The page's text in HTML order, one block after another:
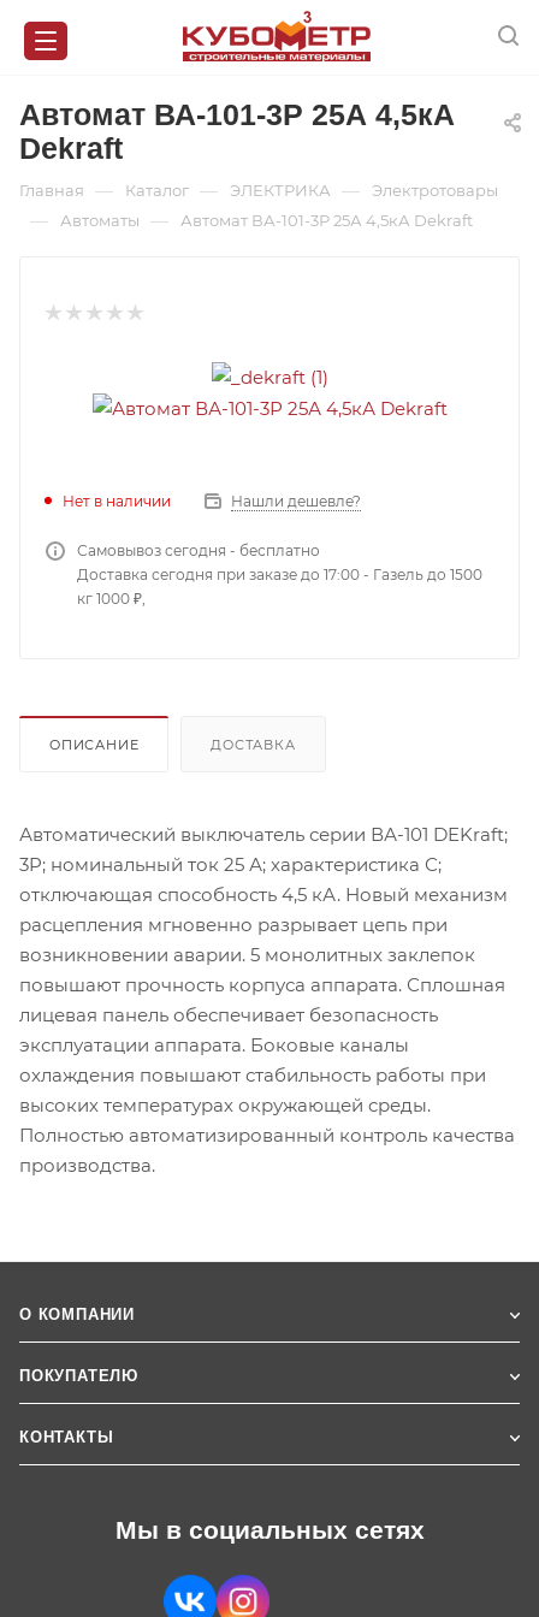
Автомат ВА-101-3Р 25А 4,5кА
Dekraft
Главная — Каталог — ЭЛЕКТРИКА — Электротовары
— Автоматы — Автомат ВА-101-3Р 25А 4,5кА Dekraft
Нет в наличии Нашли дешевле?
Самовывоз сегодня - бесплатно
Доставка сегодня при заказе до 17:00 - Газель до 1500
кг 1000 ₽,
ОПИСАНИЕ ДОСТАВКА
Автоматический выключатель серии ВА-101 DEKraft;
3P; номинальный ток 25 А; характеристика С;
отключающая способность 4,5 кА. Новый механизм
расцепления мгновенно разрывает цепь при
возникновении аварии. 5 монолитных заклепок
повышают прочность корпуса аппарата. Сплошная
лицевая панель обеспечивает безопасность
эксплуатации аппарата. Боковые каналы
охлаждения повышают стабильность работы при
высоких температурах окружающей среды.
Полностью автоматизированный контроль качества
производства.
О КОМПАНИИ
ПОКУПАТЕЛЮ
КОНТАКТЫ
Мы в социальных сетях